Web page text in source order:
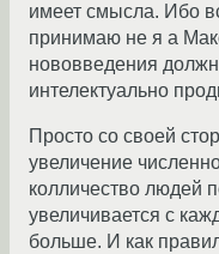
имеет смысла. Ибо
принимаю не я а
нововведения
интелектуально
Просто со своей
увеличение
колличество
увеличивается с
больше. И как